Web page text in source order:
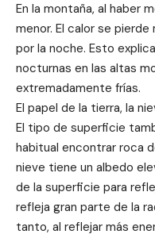
En la montaña, al haber
menor. El calor se
por la noche. Esto
nocturnas en las altas
extremadamente frías.
El papel de la tierra, la
El tipo de superficie
habitual encontrar roca
nieve tiene un albedo
de la superficie para
refleja gran parte de la
tanto, al reflejar más